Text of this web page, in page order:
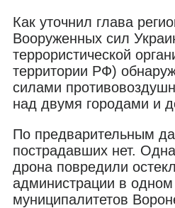
Как уточнил глава
Вооруженных сил
террористической
территории РФ)
силами
над двумя городами и
По предварительным
пострадавших нет.
дрона повредили
администрации в одном
муниципалитетов